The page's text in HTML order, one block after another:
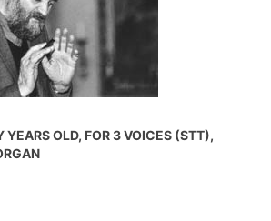
YEARS OLD, FOR 3 VOICES (STT),